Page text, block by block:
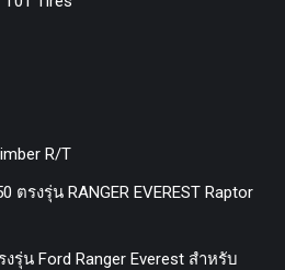
R/T
รงรุ่น RANGER EVEREST Raptor
รุ่น Ford Ranger Everest สำหรับ